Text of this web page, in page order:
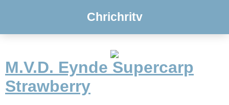
Chrichritv
M.V.D. Eynde Supercarp
Strawberry